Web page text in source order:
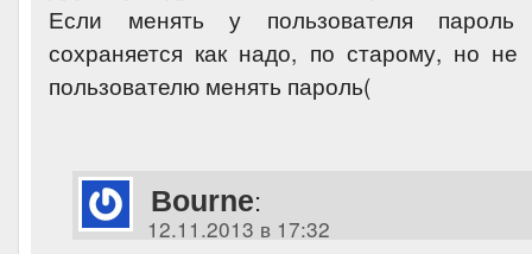
Если менять у пользователя
сохраняется как надо, по старому, но
пользователю менять пароль(
Bourne:
12.11.2013 в 17:32